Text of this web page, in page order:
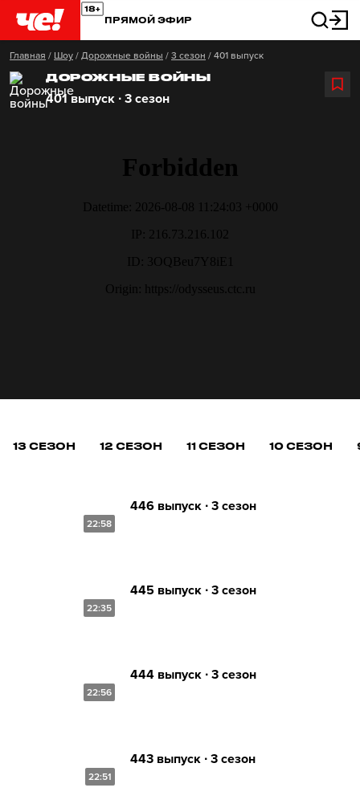
ПРЯМОЙ ЭФИР
Главная / Шоу / Дорожные войны / 3 сезон / 401 выпуск
ДОРОЖНЫЕ ВОЙНЫ
401 выпуск ∙ 3 сезон
13 СЕЗОН 12 СЕЗОН 11 СЕЗОН 10 СЕЗОН
22:58
446 выпуск ∙ 3 сезон
22:35
445 выпуск ∙ 3 сезон
22:56
444 выпуск ∙ 3 сезон
22:51
443 выпуск ∙ 3 сезон